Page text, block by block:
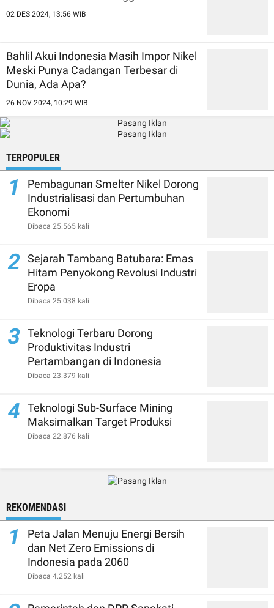
02 DES 2024, 13:56 WIB
Bahlil Akui Indonesia Masih Impor Nikel
Meski Punya Cadangan Terbesar di
Dunia, Ada Apa?
26 NOV 2024, 10:29 WIB
TERPOPULER
1
Pembagunan Smelter Nikel Dorong
Industrialisasi dan Pertumbuhan
Ekonomi
Dibaca 25.565 kali
2 Sejarah Tambang Batubara: Emas
Hitam Penyokong Revolusi Industri
Eropa
Dibaca 25.038 kali
3 Teknologi Terbaru Dorong
Produktivitas Industri
Pertambangan di Indonesia
Dibaca 23.379 kali
4
Teknologi Sub-Surface Mining
Maksimalkan Target Produksi
Dibaca 22.876 kali
REKOMENDASI
1
Peta Jalan Menuju Energi Bersih
dan Net Zero Emissions di
Indonesia pada 2060
Dibaca 4.252 kali